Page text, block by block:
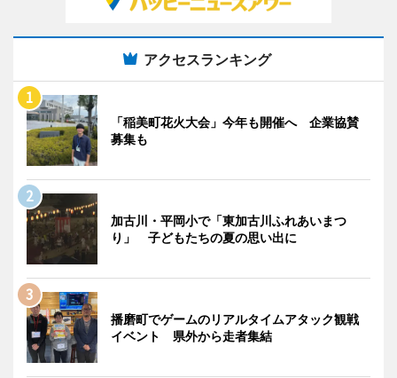
アクセスランキング
「稲美町花火大会」今年も開催へ 企業協賛
募集も
加古川・平岡小で「東加古川ふれあいまつ
り」 子どもたちの夏の思い出に
播磨町でゲームのリアルタイムアタック観戦
イベント 県外から走者集結